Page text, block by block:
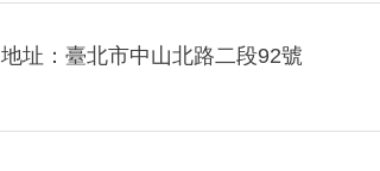
地址：臺北市中山北路二段92號